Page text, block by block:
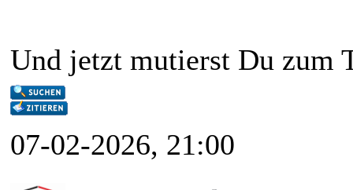
Und jetzt mutierst Du zum
07-02-2026, 21:00